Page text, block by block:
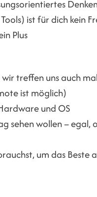
ist für dich kein
Plus
treffen uns auch
ist möglich)
und OS
sehen wollen – egal,
um das Beste